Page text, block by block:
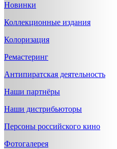
Новинки
Коллекционные издания
Колоризация
Ремастеринг
Антипиратская деятельность
Наши партнёры
Наши дистрибьюторы
Персоны российского кино
Фотогалерея